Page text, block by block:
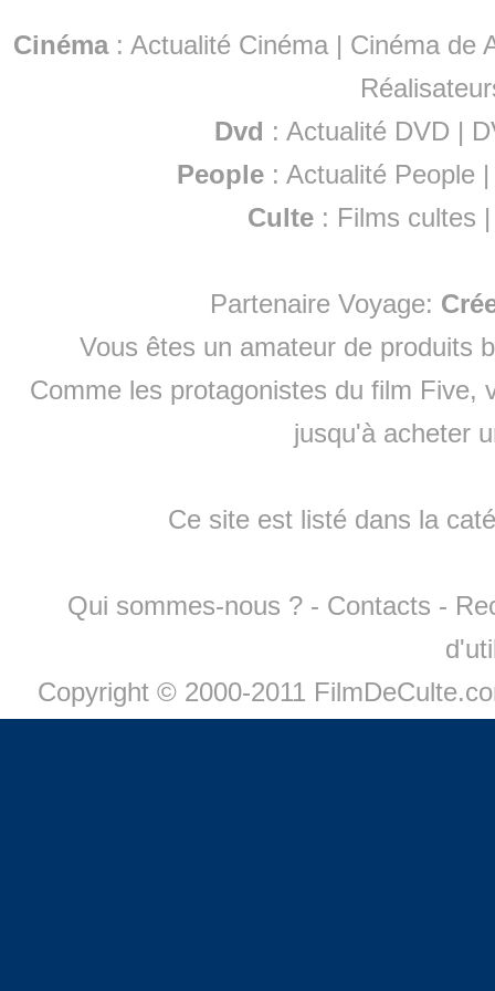
Cinéma: Actualité Cinéma | Cinéma de
Dvd : Actualité DVD |
People :Actualité People
Culte : Films cultes
Partenaire Voyage:
Vous êtes un amateur de produits
Comme les protagonistes du film Five,
jusqu'à acheter
Ce site est listé dans la
Qui sommes-nous ? - Contacts -
Copyright © 2000-2011